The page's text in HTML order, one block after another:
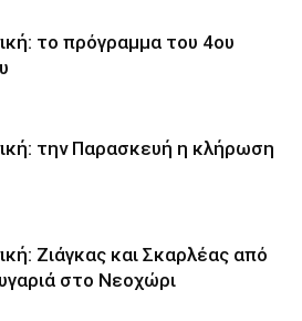
το πρόγραμμα του 4ου
την Παρασκευή η κλήρωση
Ζιάγκας και Σκαρλέας από
στο Νεοχώρι